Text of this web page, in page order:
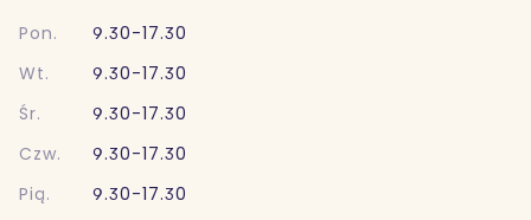
Pon.
9.30-17.30
Wt.
9.30-17.30
Śr.
9.30-17.30
Czw.
9.30-17.30
Pią.
9.30-17.30